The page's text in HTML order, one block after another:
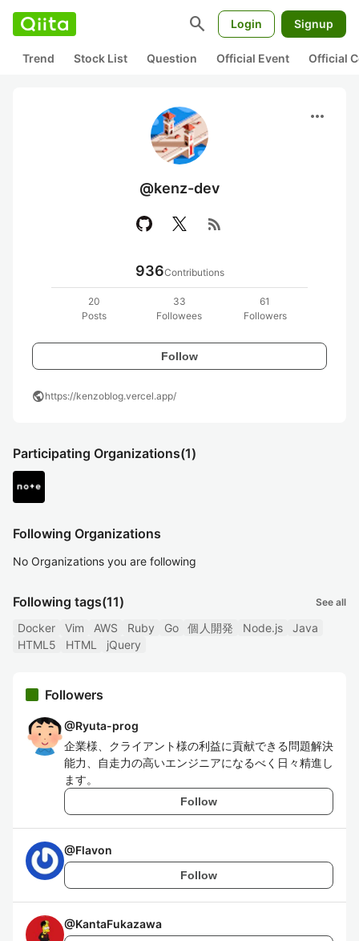
search Login Signup
Trend Stock List Question Official Event Official
more_horiz
@kenz-dev
rss_feed
936Contributions
20
Posts
33
Followees
61
Followers
Follow
publichttps://kenzoblog.vercel.app/
Participating Organizations(1)
Following Organizations
No Organizations you are following
Following tags(11) See all
Docker Vim AWS Ruby Go 個人開発 Node.js
Java
HTML5
HTML jQuery
Followers
@Ryuta-prog
企業様、クライアント様の利益に貢献できる問題解決
能力、自走力の高いエンジニアになるべく日々精進し
ます。
Follow
@Flavon
Follow
@KantaFukazawa